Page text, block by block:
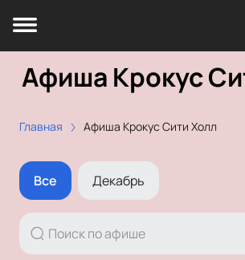
Афиша Крокус
Главная Афиша Крокус Сити Холл
Все Декабрь